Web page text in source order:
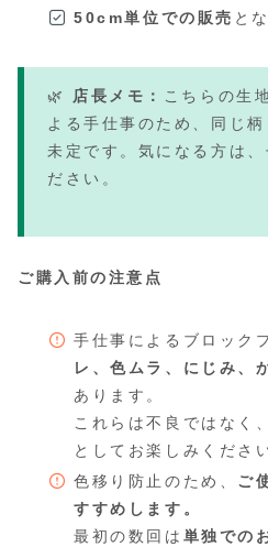
50cm単位での販売 と
🌿 店長メモ：
こちらの生
よる手仕事のため、同じ
未定です。気になる方は、
ださい。
ご購入前の注意点
手仕事によるブロック
レ、色ムラ、にじみ、
あります。
これらは不良ではなく
としてお楽しみくださ
色移り防止のため、 ご
すすめします。
最初の数回は 単独での